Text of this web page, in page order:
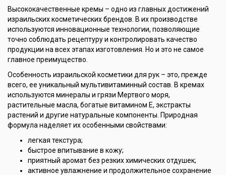
Высококачественные кремы – одно из главных достижений
израильских косметических брендов. В их производстве
используются инновационные технологии, позволяющие
точно соблюдать рецептуру и контролировать качество
продукции на всех этапах изготовления. Но и это не самое
главное преимущество.
Особенность израильской косметики для рук – это, прежде
всего, ее уникальный мультивитаминный состав. В кремах
используются минералы и грязи Мертвого моря,
растительные масла, богатые витамином Е, экстракты
растений и другие натуральные компоненты. Природная
формула наделяет их особенными свойствами:
легкая текстура;
быстрое впитывание в кожу;
приятный аромат без резких химических отдушек;
активное увлажнение и продолжительное сохранение